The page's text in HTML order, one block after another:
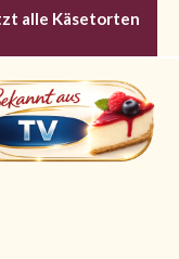
alle Käsetorten